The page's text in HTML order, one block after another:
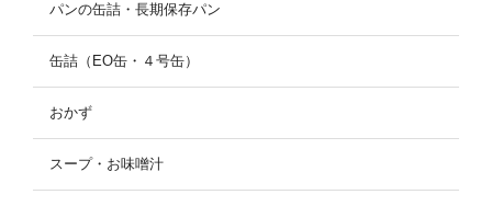
パンの缶詰・長期保存パン
缶詰（EO缶・４号缶）
おかず
スープ・お味噌汁